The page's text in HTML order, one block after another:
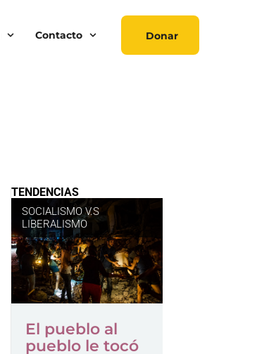
Contacto Donar
TENDENCIAS
SOCIALISMO V.S
LIBERALISMO
El pueblo al
pueblo le tocó